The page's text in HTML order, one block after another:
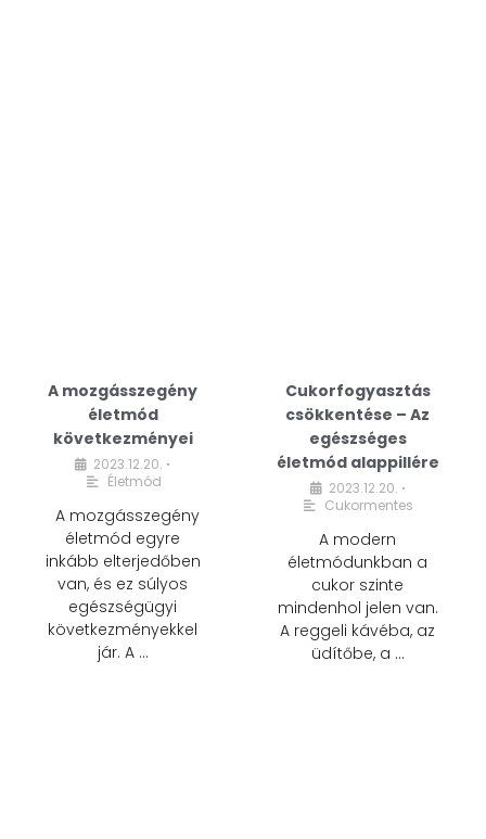
A mozgásszegény
életmód
következményei
2023.12.20. •
Életmód
A mozgásszegény
életmód egyre
inkább elterjedőben
van, és ez súlyos
egészségügyi
következményekkel
jár. A …
Cukorfogyasztás
csökkentése – Az
egészséges
életmód alappillére
2023.12.20. •
Cukormentes
A modern
életmódunkban a
cukor szinte
mindenhol jelen van.
A reggeli kávéba, az
üdítőbe, a …